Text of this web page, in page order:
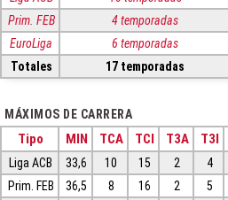
Prim. FEB
4 temporadas
EuroLiga
6 temporadas
Totales
17 temporadas
MÁXIMOS DE CARRERA
Tipo MIN TCA TCI T3A T3I
Liga ACB 33,6 10 15 2 4
Prim. FEB
36,5 8 16 2 5